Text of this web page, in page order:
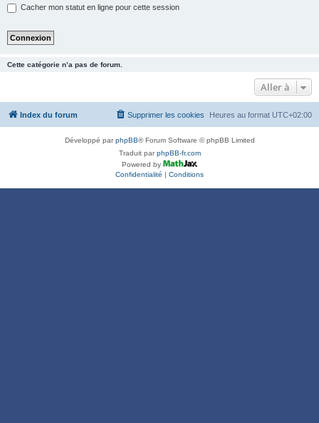
Cacher mon statut en ligne pour cette session
Cette catégorie n’a pas de forum.
Aller à
Index du forum Heures au format UTC+02:00
Supprimer les cookies
Développé parphpBB® Forum Software © phpBB Limited
Traduit parphpBB-fr.com
Powered by
Confidentialité | Conditions